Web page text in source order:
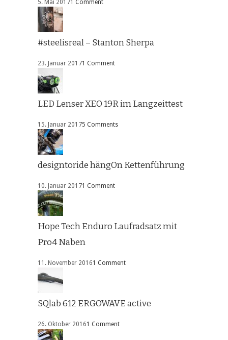
5. Mai 20171 Comment
#steelisreal – Stanton Sherpa
23. Januar 20171 Comment
LED Lenser XEO 19R im Langzeittest
15. Januar 20175 Comments
designtoride hängOn Kettenführung
10. Januar 20171 Comment
Hope Tech Enduro Laufradsatz mit
Pro4 Naben
11. November 20161 Comment
SQlab 612 ERGOWAVE active
26. Oktober 20161 Comment